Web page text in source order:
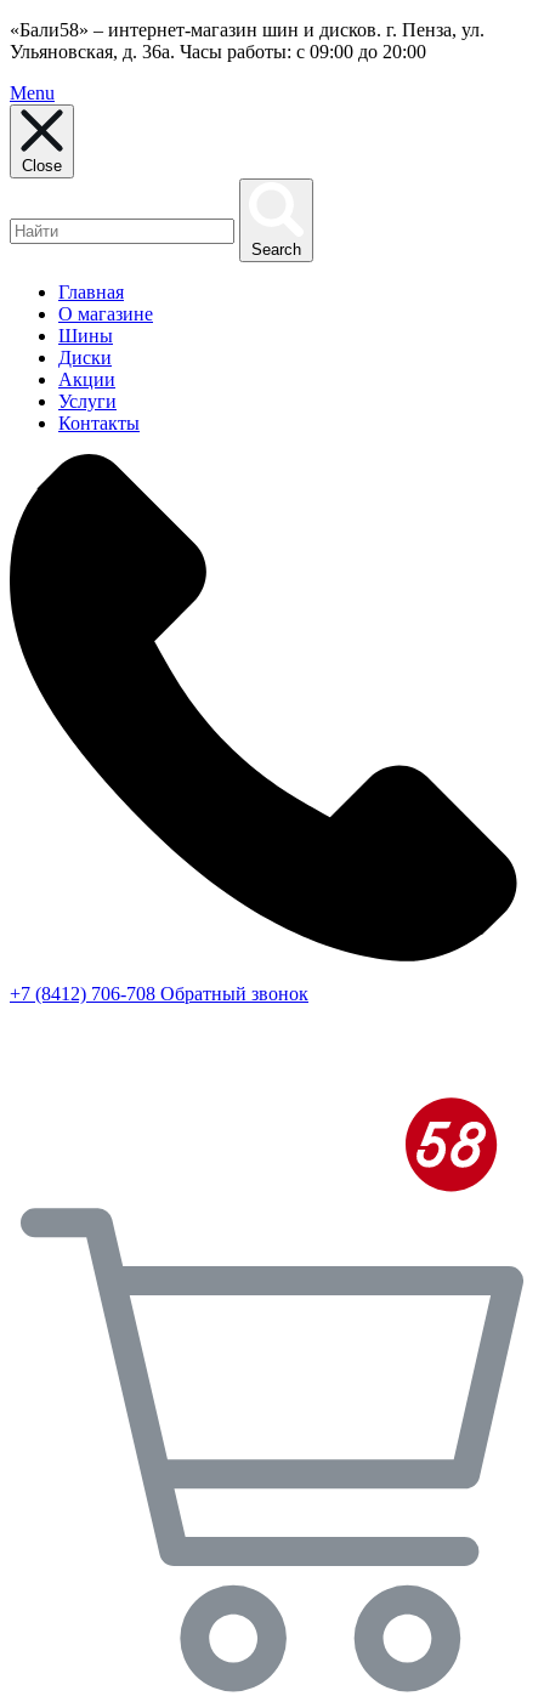
«Бали58» – интернет-магазин шин и дисков. г. Пенза, ул.
Ульяновская, д. 36а. Часы работы: с 09:00 до 20:00
Menu
Close
Search
Главная
О магазине
Шины
Диски
Акции
Услуги
Контакты
+7 (8412) 706-708 Обратный звонок